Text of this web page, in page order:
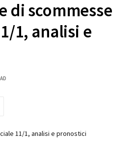
di scommesse
1, analisi e